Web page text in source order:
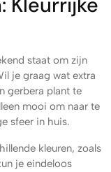
Kleurrijke
staat om zijn
je graag wat extra
gerbera plant te
mooi om naar te
sfeer in huis.
kleuren, zoals
je eindeloos